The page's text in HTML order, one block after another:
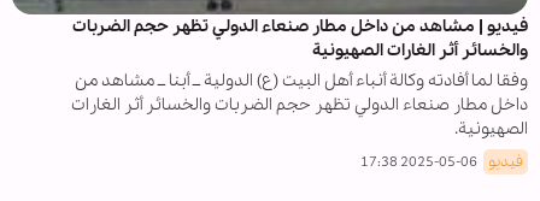
فيديو | مشاهد من داخل مطار صنعاء الدولي تظهر حجم الضربات
والخسائر أثر الغارات الصهيونية
وفقا لما أفادته وكالة أنباء أهل البيت (ع) الدولية ــ أبنا ــ مشاهد من
داخل مطار صنعاء الدولي تظهر حجم الضربات والخسائر أثر الغارات
الصهيونية.
فيديو 2025-05-06 17:38